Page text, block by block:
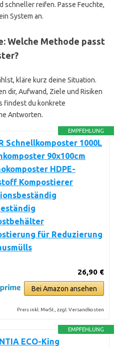
schneller reifen. Passe Feuchte,
System an.
Welche Methode passt
kläre kurz deine Situation.
dir, Aufwand, Ziele und Risiken
findest du konkrete
Antworten.
EMPFEHLUNG
Schnellkomposter 1000L
90x100cm
HDPE-
Kompostierer
für Reduzierung
26,90 €
Bei Amazon ansehen
Preis inkl. MwSt., zzgl. Versandkosten
EMPFEHLUNG
ECO-King